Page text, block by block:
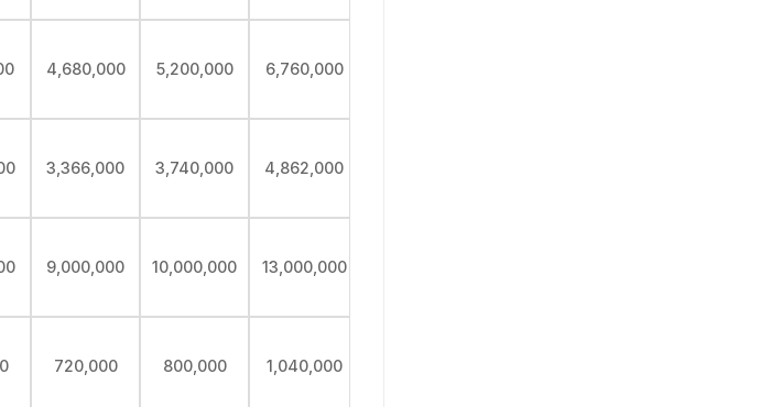
4,680,000 5,200,000 6,760,000
3,366,000 3,740,000 4,862,000
9,000,000 10,000,000 13,000,000
720,000 800,000 1,040,000